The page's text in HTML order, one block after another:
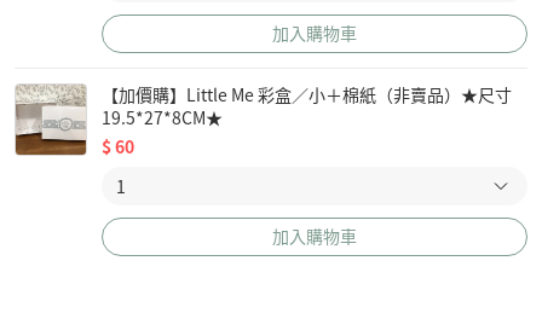
加入購物車
【加價購】Little Me 彩盒／小＋棉紙（非賣品）★尺寸
19.5*27*8CM★
$60
加入購物車